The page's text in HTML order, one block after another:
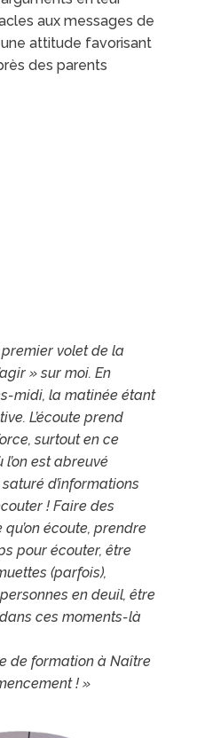
aux messages de
attitude favorisant
des parents
volet de la
» sur moi. En
midi, la matinée étant
L’écoute prend
surtout en ce
est abreuvé
d’informations
! Faire des
écoute, prendre
pour écouter, être
(parfois),
en deuil, être
ces moments-là
de formation à Naître
! »